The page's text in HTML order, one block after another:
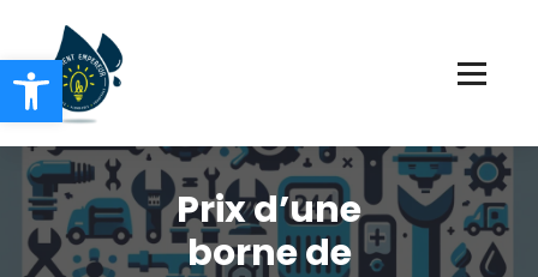
Ouvrir la barre d’outils
contenu
Prix d’une
borne de